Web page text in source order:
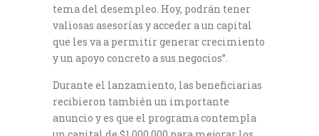
tema del desempleo. Hoy, podrán tener
valiosas asesorías y acceder a un capital
que les va a permitir generar crecimiento
y un apoyo concreto a sus negocios”.
Durante el lanzamiento, las beneficiarias
recibieron también un importante
anuncio y es que el programa contempla